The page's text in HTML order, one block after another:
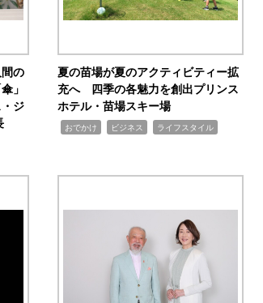
の
」
ジ
夏の苗場が夏のアクティビティー拡
充へ 四季の各魅力を創出プリンス
ホテル・苗場スキー場
おでかけ ビジネス ライフスタイル